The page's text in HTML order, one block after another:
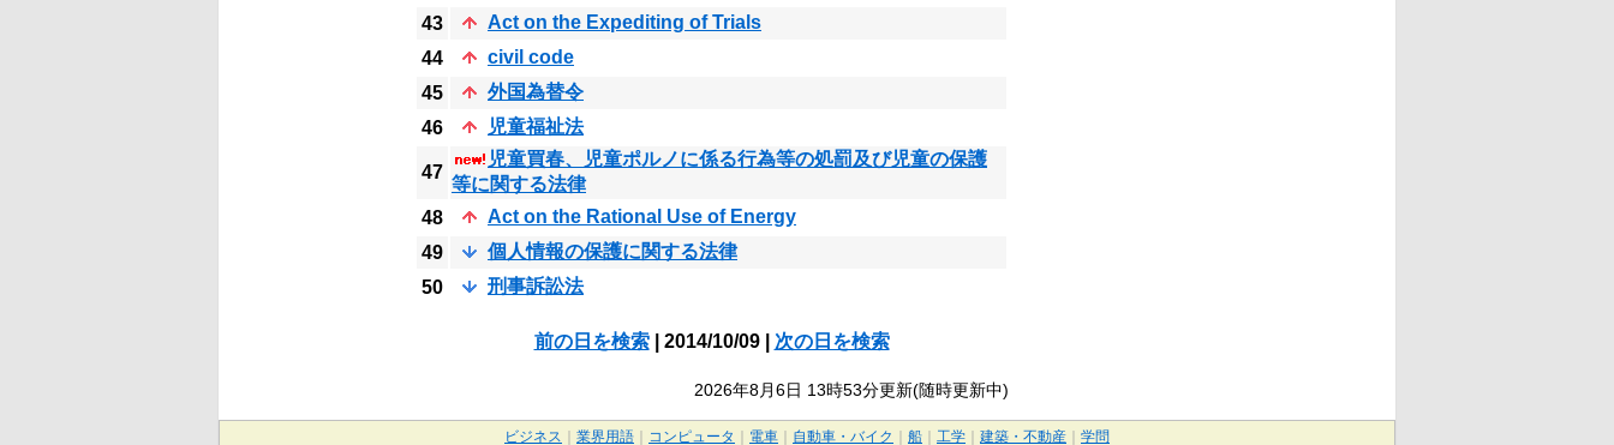
43
Act on the Expediting of Trials
44
civil code
45
外国為替令
46
児童福祉法
47
児童買春、児童ポルノに係る行為等の処罰及び児童の保護
等に関する法律
48
Act on the Rational Use of Energy
49
個人情報の保護に関する法律
50
刑事訴訟法
前の日を検索| 2014/10/09 | 次の日を検索
2026年8月6日 13時53分更新(随時更新中)
ビジネス 業界用語 コンピュータ 電車 自動車・バイク 船 工学 建築・不動産
学問